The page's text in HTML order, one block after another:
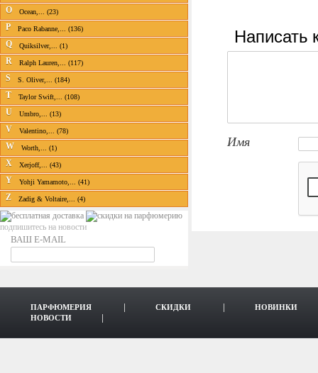
O Ocean,... (23)
P Paco Rabanne,... (136)
Q Quiksilver,... (1)
R Ralph Lauren,... (117)
S S. Oliver,... (184)
T Taylor Swift,... (108)
U Umbro,... (13)
V Valentino,... (78)
W Worth,... (1)
X Xerjoff,... (43)
Y Yohji Yamamoto,... (41)
Z Zadig & Voltaire,... (4)
подпишитесь на новости
ВАШ E-MAIL
Написать
Имя
ПАРФЮМЕРИЯ СКИДКИ
НОВИНКИ
НОВОСТИ